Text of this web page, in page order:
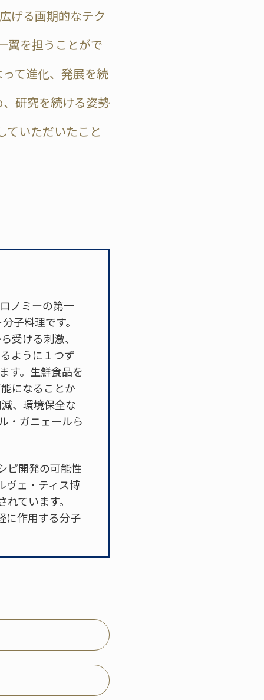
げる画期的なテク
翼を担うことがで
て進化、発展を続
研究を続ける姿勢
ていただいたこと
ノミーの第一
子料理です。
受ける刺激、
ように１つず
す。生鮮食品を
になることか
、環境保全な
・ガニェールら
ピ開発の可能性
ヴェ・ティス博
ています。
に作用する分子